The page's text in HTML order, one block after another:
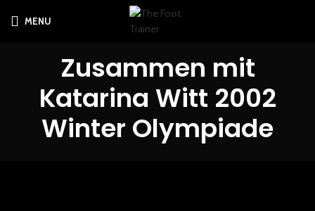
MENU
Zusammen mit
Katarina Witt 2002
Winter Olympiade